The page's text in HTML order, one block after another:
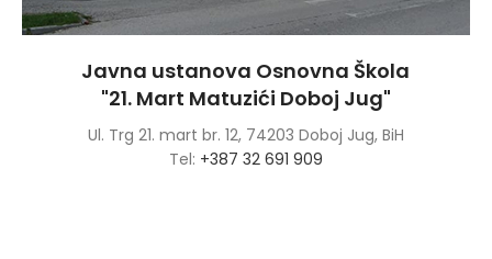
Javna ustanova Osnovna Škola
"21. Mart Matuzići Doboj Jug"
Ul. Trg 21. mart br. 12, 74203 Doboj Jug, BiH
Tel: +387 32 691 909